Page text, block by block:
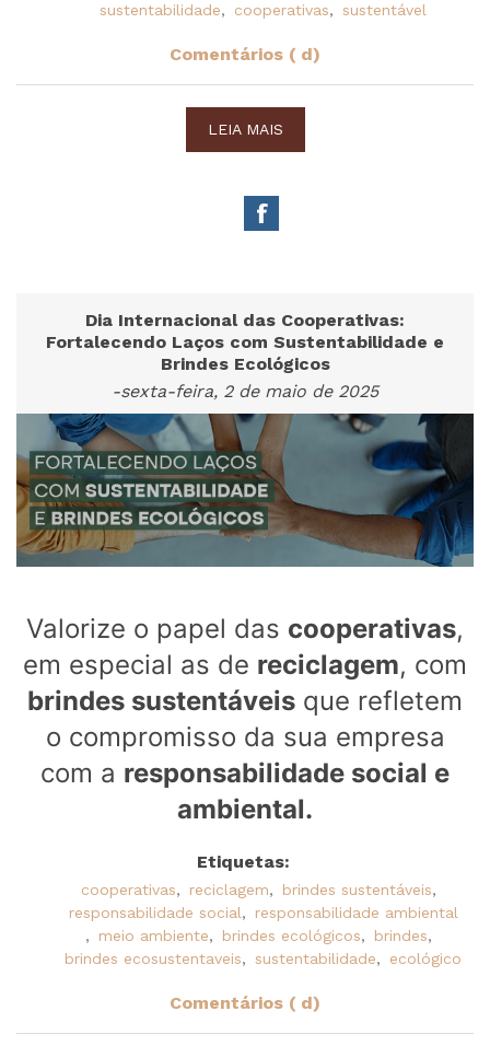
sustentabilidade, cooperativas, sustentável
Comentários ( d)
LEIA MAIS
Dia Internacional das Cooperativas:
Fortalecendo Laços com Sustentabilidade e
Brindes Ecológicos
-sexta-feira, 2 de maio de 2025
Valorize o papel das cooperativas,
em especial as de reciclagem, com
brindes sustentáveis que refletem
o compromisso da sua empresa
com a responsabilidade social e
ambiental.
Etiquetas:
cooperativas, reciclagem, brindes sustentáveis,
responsabilidade social,
responsabilidade ambiental
,
meio ambiente, brindes ecológicos, brindes,
brindes ecosustentaveis, sustentabilidade, ecológico
Comentários ( d)